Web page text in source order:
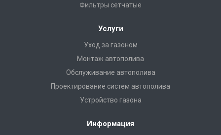
Фильтры сетчатые
Услуги
Уход за газоном
Монтаж автополива
Обслуживание автополива
Проектирование систем автополива
Устройство газона
Информация